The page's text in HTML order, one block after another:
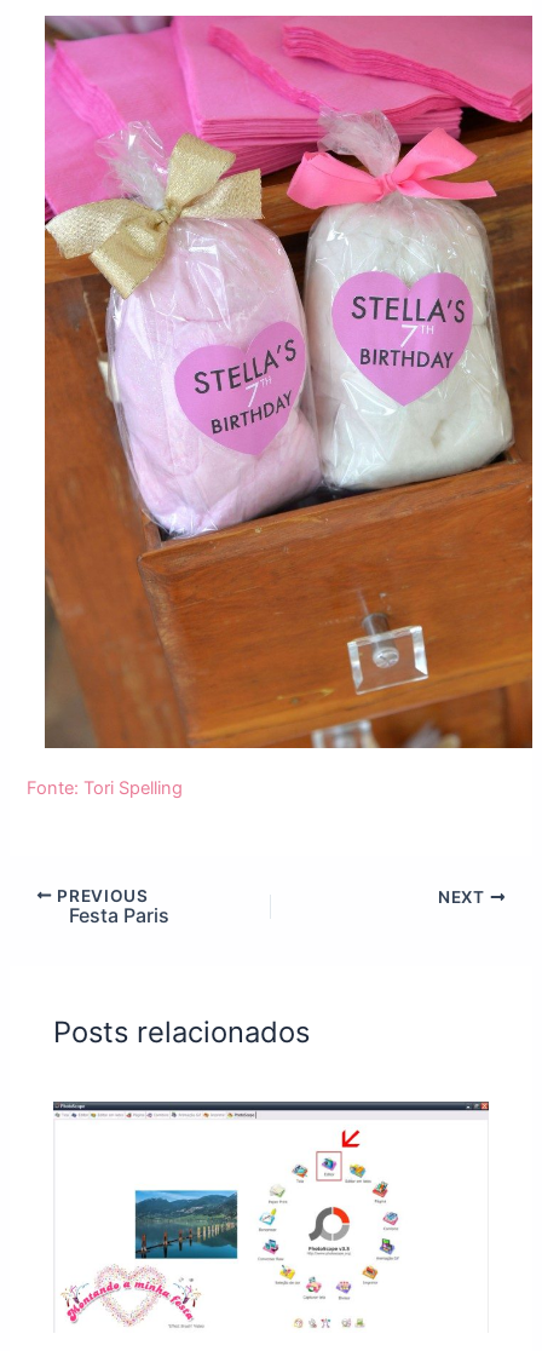
Fonte: Tori Spelling
PREVIOUS
Festa Paris
NEXT
Posts relacionados